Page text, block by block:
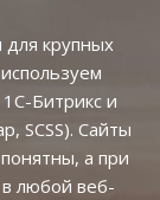
крупных
Битрикс и
SCSS). Сайты
а при
любой веб-